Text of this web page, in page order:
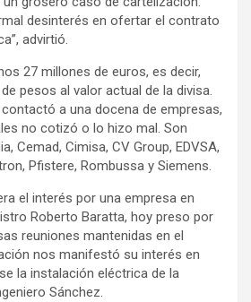
desinterés en ofertar el contrato
advirtió.
27 millones de euros, es decir,
pesos al valor actual de la divisa.
a una docena de empresas,
no cotizó o lo hizo mal. Son
Cemad, Cimisa, CV Group, EDVSA,
Pfistere, Rombussa y Siemens.
el interés por una empresa en
Roberto Baratta, hoy preso por
reuniones mantenidas en el
nos manifestó su interés en
la instalación eléctrica de la
Sánchez.